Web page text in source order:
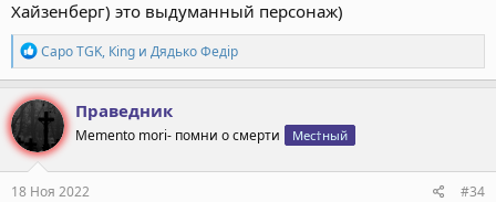
Хайзенберг) это выдуманный персонаж)
Р
е
а
к
ц
и
:
Capo TGK, Кing и Дядько Федiр
Праведник
Memento mori- помни о смерти Мес†ный
18 Ноя 2022 #34